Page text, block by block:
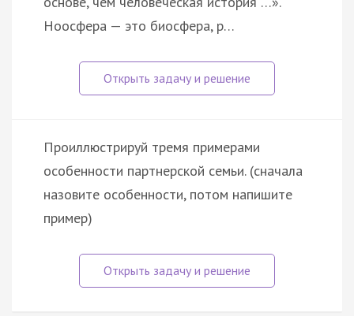
Ноосфера — это биосфера, р…
Проиллюстрируй тремя примерами
особенности партнерской семьи. (сначала
назовите особенности, потом напишите
пример)